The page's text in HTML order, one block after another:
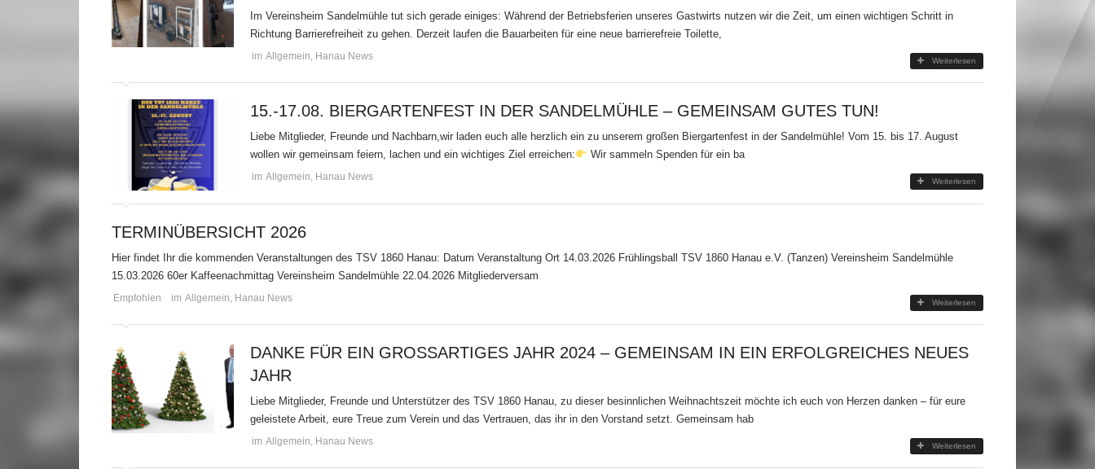
Im Vereinsheim Sandelmühle tut sich gerade einiges: Während der Betriebsferien unseres Gastwirts nutzen wir die Zeit, um einen wichtigen Schritt in
Richtung Barrierefreiheit zu gehen. Derzeit laufen die Bauarbeiten für eine neue barrierefreie Toilette,
im Allgemein, Hanau News Weiterlesen
15.-17.08. BIERGARTENFEST IN DER SANDELMÜHLE – GEMEINSAM GUTES TUN!
Liebe Mitglieder, Freunde und Nachbarn,wir laden euch alle herzlich ein zu unserem großen Biergartenfest in der Sandelmühle! Vom 15. bis 17. August
wollen wir gemeinsam feiern, lachen und ein wichtiges Ziel erreichen:
Wir sammeln Spenden für ein ba
im Allgemein, Hanau News Weiterlesen
TERMINÜBERSICHT 2026
Hier findet Ihr die kommenden Veranstaltungen des TSV 1860 Hanau: Datum Veranstaltung Ort 14.03.2026 Frühlingsball TSV 1860 Hanau e.V. (Tanzen) Vereinsheim Sandelmühle
15.03.2026 60er Kaffeenachmittag Vereinsheim Sandelmühle 22.04.2026 Mitgliederversam
Empfohlen im Allgemein, Hanau News Weiterlesen
DANKE FÜR EIN GROSSARTIGES JAHR 2024 – GEMEINSAM IN EIN ERFOLGREICHES NEUES J
AHR
Liebe Mitglieder, Freunde und Unterstützer des TSV 1860 Hanau, zu dieser besinnlichen Weihnachtszeit möchte ich euch von Herzen danken – für eure
geleistete Arbeit, eure Treue zum Verein und das Vertrauen, das ihr in den Vorstand setzt. Gemeinsam hab
im Allgemein, Hanau News Weiterlesen